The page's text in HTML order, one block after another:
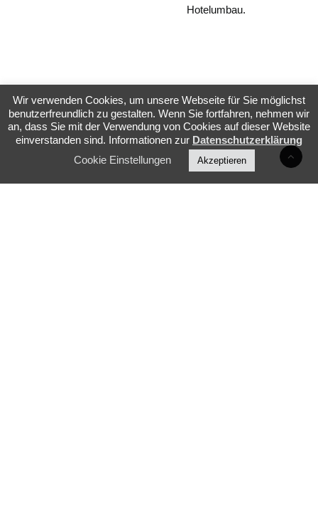
Hotelumbau.
Wir verwenden Cookies, um unsere Webseite für Sie möglichst
benutzerfreundlich zu gestalten. Wenn Sie fortfahren, nehmen wir
an, dass Sie mit der Verwendung von Cookies auf dieser Website
einverstanden sind. Informationen zur Datenschutzerklärung
Cookie Einstellungen
Akzeptieren